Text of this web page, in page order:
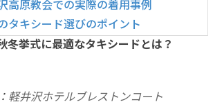
高原教会での実際の着用事例
タキシード選びのポイント
冬挙式に最適なタキシードとは？
軽井沢ホテルブレストンコート